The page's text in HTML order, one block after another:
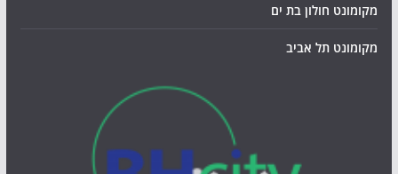
מקומונט חולון בת ים
מקומונט תל אביב